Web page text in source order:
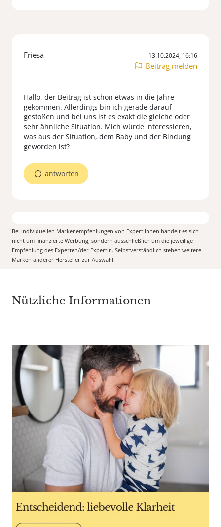
Friesa 13.10.2024, 16:16
Beitrag melden
Hallo, der Beitrag ist schon etwas in die Jahre
gekommen. Allerdings bin ich gerade darauf
gestoßen und bei uns ist es exakt die gleiche oder
sehr ähnliche Situation. Mich würde interessieren,
was aus der Situation, dem Baby und der Bindung
antworten
Bei individuellen Markenempfehlungen von Expert:Innen handelt es sich
nicht um finanzierte Werbung, sondern ausschließlich um die jeweilige
Empfehlung des Experten/der Expertin. Selbstverständlich stehen weitere
Marken anderer Hersteller zur Auswahl.
Nützliche Informationen